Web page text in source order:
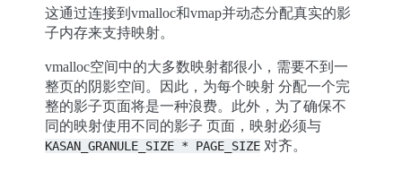
这通过连接到vmalloc和vmap并动态分配真实的影
子内存来支持映射。
vmalloc空间中的大多数映射都很小，需要不到一
整页的阴影空间。因此，为每个映射 分配一个完
整的影子页面将是一种浪费。此外，为了确保不
同的映射使用不同的影子 页面，映射必须与
KASAN_GRANULE_SIZE * PAGE_SIZE 对齐。